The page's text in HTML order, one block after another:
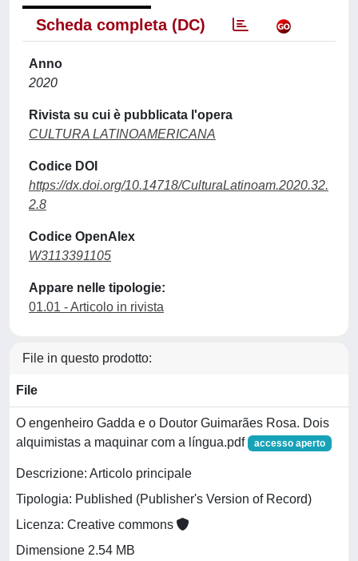
Scheda completa (DC)
Anno
2020
Rivista su cui è pubblicata l'opera
CULTURA LATINOAMERICANA
Codice DOI
https://dx.doi.org/10.14718/CulturaLatinoam.2020.32.
2.8
Codice OpenAlex
W3113391105
Appare nelle tipologie:
01.01 - Articolo in rivista
File in questo prodotto:
File
O engenheiro Gadda e o Doutor Guimarães Rosa. Dois
alquimistas a maquinar com a língua.pdf
accesso aperto
Descrizione: Articolo principale
Tipologia: Published (Publisher's Version of Record)
Licenza: Creative commons
Dimensione 2.54 MB